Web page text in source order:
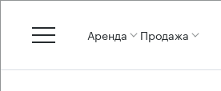
Аренда Продажа